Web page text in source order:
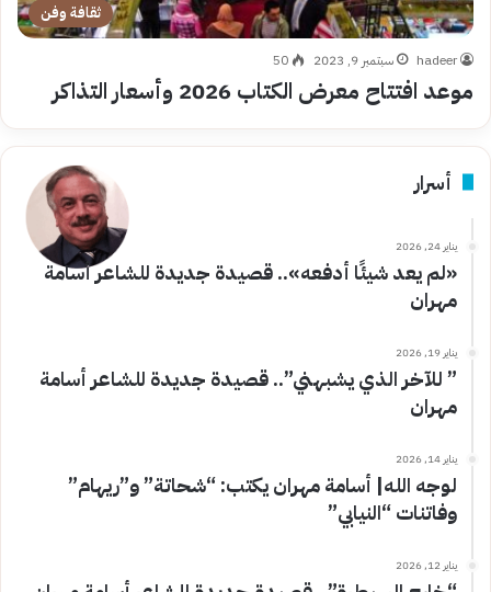
ثقافة وفن
hadeer سبتمبر 9, 2023 50
موعد افتتاح معرض الكتاب 2026 وأسعار التذاكر
أسرار
يناير 24, 2026
«لم يعد شيئًا أدفعه».. قصيدة جديدة للشاعر أسامة
مهران
يناير 19, 2026
” للآخر الذي يشبهني”.. قصيدة جديدة للشاعر أسامة
مهران
يناير 14, 2026
لوجه الله| أسامة مهران يكتب: “شحاتة” و”ريهام”
وفاتنات “النيابي”
يناير 12, 2026